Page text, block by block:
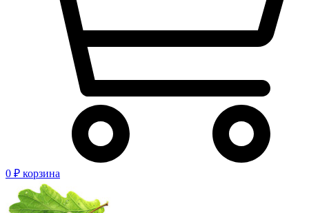
0 ₽ корзина